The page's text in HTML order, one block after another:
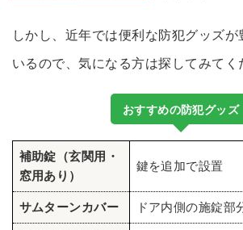
しかし、近年では便利な防犯グッズ
いるので、気になる方は探してみてく
おすすめの防犯グッズ
補助錠（玄関用・
窓用あり）
鍵を追加で設置
サムターンカバー ドア内側の施錠部